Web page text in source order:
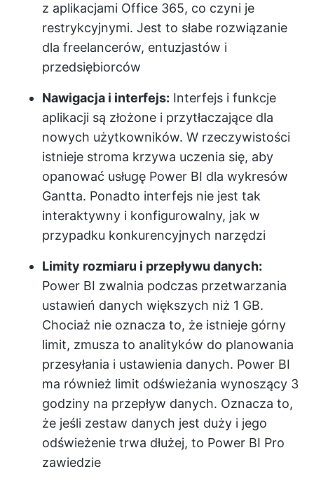
z aplikacjami Office 365, co czyni je
restrykcyjnymi. Jest to słabe rozwiązanie
dla freelancerów, entuzjastów i
przedsiębiorców
Nawigacja i interfejs: Interfejs i funkcje
aplikacji są złożone i przytłaczające dla
nowych użytkowników. W rzeczywistości
istnieje stroma krzywa uczenia się, aby
opanować usługę Power BI dla wykresów
Gantta. Ponadto interfejs nie jest tak
interaktywny i konfigurowalny, jak w
przypadku konkurencyjnych narzędzi
Limity rozmiaru i przepływu danych:
Power BI zwalnia podczas przetwarzania
ustawień danych większych niż 1 GB.
Chociaż nie oznacza to, że istnieje górny
limit, zmusza to analityków do planowania
przesyłania i ustawienia danych. Power BI
ma również limit odświeżania wynoszący 3
godziny na przepływ danych. Oznacza to,
że jeśli zestaw danych jest duży i jego
odświeżenie trwa dłużej, to Power BI Pro
zawiedzie